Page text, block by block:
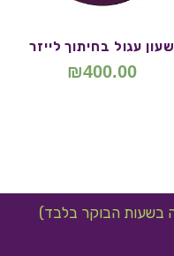
שעון עגול בחיתוך לייזר
₪400.00